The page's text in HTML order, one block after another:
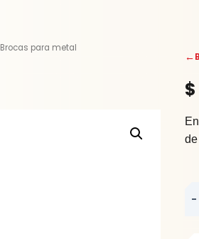
Brocas para metal
←
$
X
-